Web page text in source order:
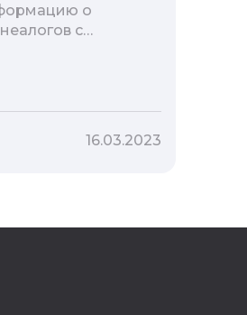
о
с
и такого
не
архиве
16.03.2023